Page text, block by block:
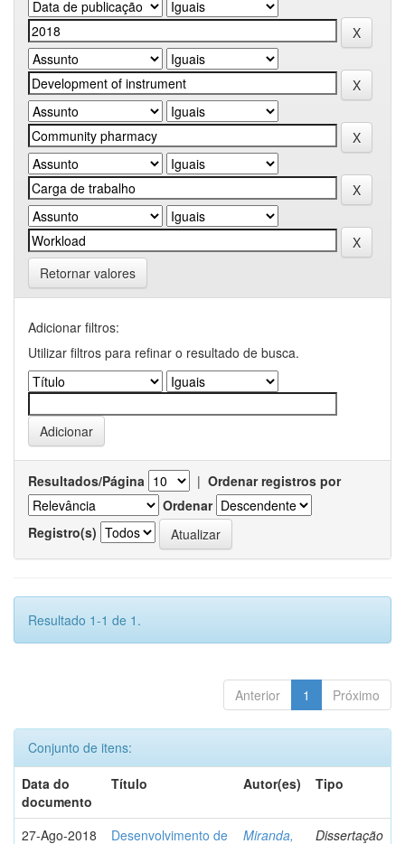
Retornar valores
Adicionar filtros:
Utilizar filtros para refinar o resultado de busca.
Resultados/Página | Ordenar registros por
Ordenar
Registro(s)
Resultado 1-1 de 1.
Anterior 1 Próximo
Conjunto de itens:
Data do
documento
Título Autor(es) Tipo
27-Ago-2018
Desenvolvimento de
Miranda,
Dissertação